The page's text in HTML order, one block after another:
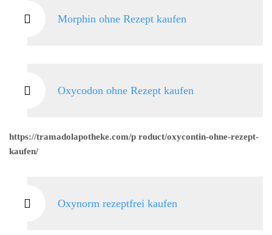
Morphin ohne Rezept kaufen
Oxycodon ohne Rezept kaufen
https://tramadolapotheke.com/p roduct/oxycontin-ohne-rezept-
kaufen/
Oxynorm rezeptfrei kaufen